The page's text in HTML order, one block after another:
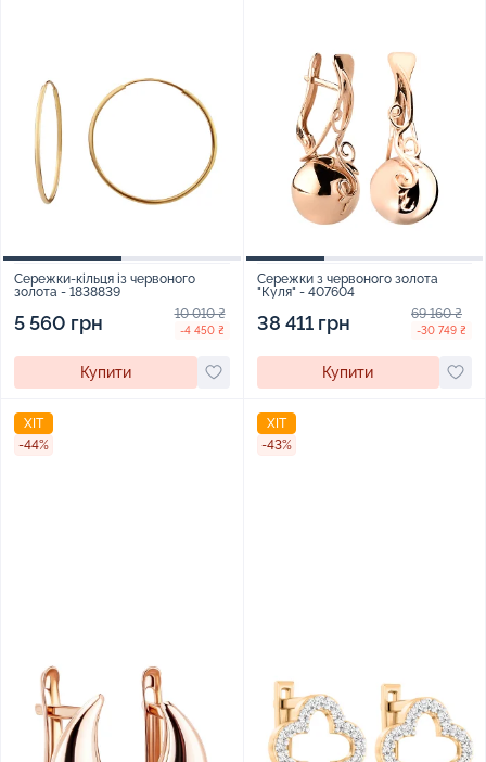
Сережки-кільця із червоного
золота - 1838839
5 560 грн 10 010 ₴
-4 450 ₴
Купити
Сережки з червоного золота
"Куля" - 407604
38 411 грн 69 160 ₴
-30 749 ₴
Купити
ХІТ
-44%
ХІТ
-43%